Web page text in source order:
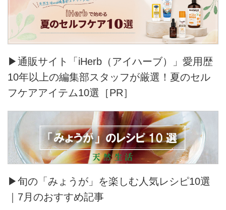
▶通販サイト「iHerb（アイハーブ）」愛用歴
10年以上の編集部スタッフが厳選！夏のセル
フケアアイテム10選［PR］
▶旬の「みょうが」を楽しむ人気レシピ10選
｜7月のおすすめ記事